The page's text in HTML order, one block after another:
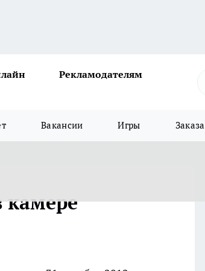
Рекламодателям
Вакансии Игры
камере